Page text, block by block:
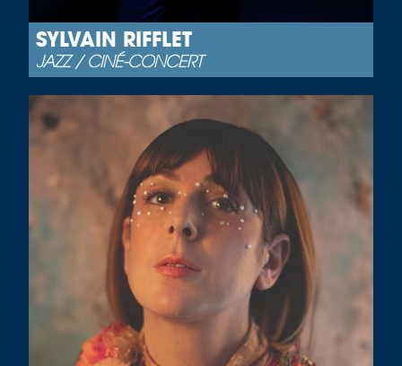
SYLVAIN RIFFLET
JAZZ / CINÉ-CONCERT